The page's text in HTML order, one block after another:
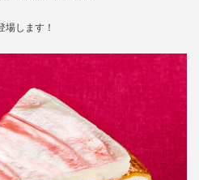
します！